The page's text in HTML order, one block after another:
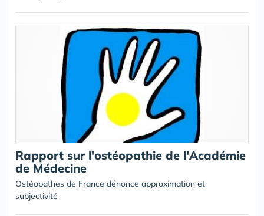
Rapport sur l'ostéopathie de l'Académie
de Médecine
Ostéopathes de France dénonce approximation et
subjectivité